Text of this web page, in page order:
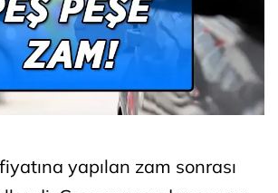
yapılan zam sonrası